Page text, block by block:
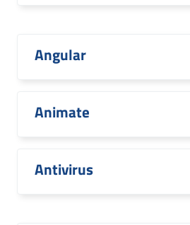
Angular
Animate
Antivirus